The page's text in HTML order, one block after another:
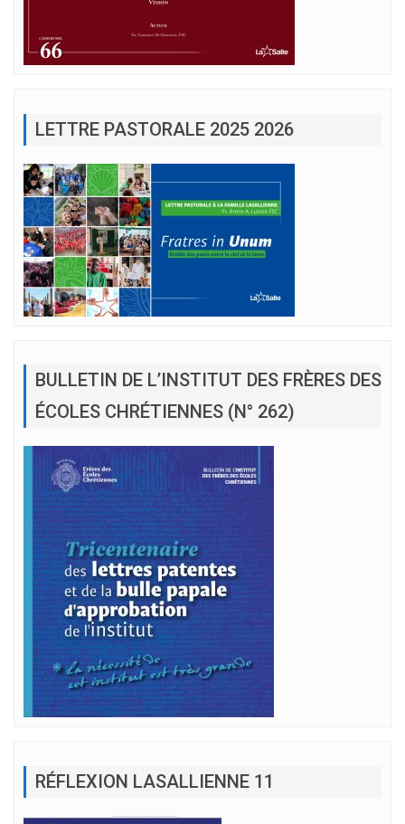
LETTRE PASTORALE 2025 2026
BULLETIN DE L’INSTITUT DES FRÈRES DES
ÉCOLES CHRÉTIENNES (N° 262)
RÉFLEXION LASALLIENNE 11